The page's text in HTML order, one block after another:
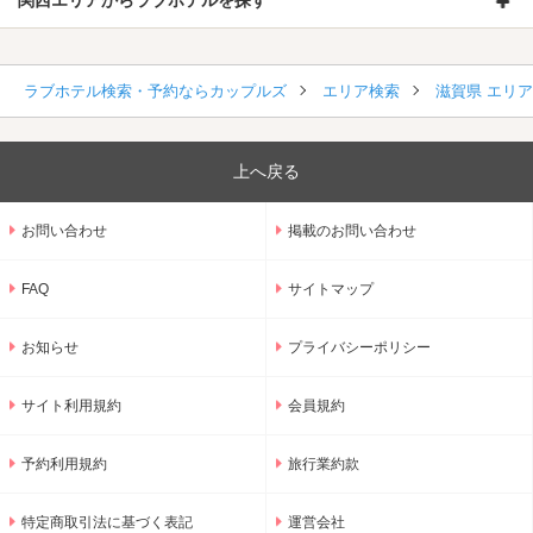
ラブホテル検索・予約ならカップルズ エリア検索 滋賀県 エリ
上へ戻る
お問い合わせ 掲載のお問い合わせ
FAQ サイトマップ
お知らせ プライバシーポリシー
サイト利用規約 会員規約
予約利用規約 旅行業約款
特定商取引法に基づく表記 運営会社